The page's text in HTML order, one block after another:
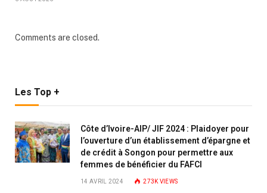
Comments are closed.
Les Top +
Côte d’Ivoire-AIP/ JIF 2024 : Plaidoyer pour
l’ouverture d’un établissement d’épargne et
de crédit à Songon pour permettre aux
femmes de bénéficier du FAFCI
14 AVRIL 2024 273K VIEWS